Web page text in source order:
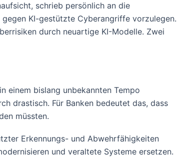
schrieb persönlich an die
KI-gestützte Cyberangriffe vorzulegen.
durch neuartige KI-Modelle. Zwei
einem bislang unbekannten Tempo
drastisch. Für Banken bedeutet das, dass
müssten.
Erkennungs- und Abwehrfähigkeiten
und veraltete Systeme ersetzen.